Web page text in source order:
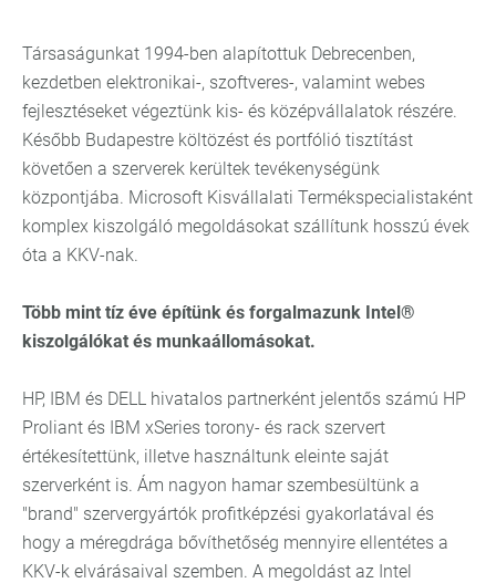
Társaságunkat 1994-ben alapítottuk Debrecenben,
kezdetben elektronikai-, szoftveres-, valamint webes
fejlesztéseket végeztünk kis- és középvállalatok részére.
Később Budapestre költözést és portfólió tisztítást
követően a szerverek kerültek tevékenységünk
központjába. Microsoft Kisvállalati Termékspecialistaként
komplex kiszolgáló megoldásokat szállítunk hosszú évek
óta a KKV-nak.
Több mint tíz éve építünk és forgalmazunk Intel®
kiszolgálókat és munkaállomásokat.
HP, IBM és DELL hivatalos partnerként jelentős számú HP
Proliant és IBM xSeries torony- és rack szervert
értékesítettünk, illetve használtunk eleinte saját
szerverként is. Ám nagyon hamar szembesültünk a
"brand" szervergyártók profitképzési gyakorlatával és
hogy a méregdrága bővíthetőség mennyire ellentétes a
KKV-k elvárásaival szemben. A megoldást az Intel